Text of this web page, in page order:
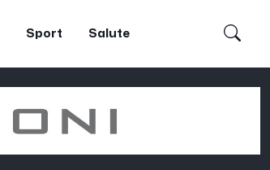
Sport Salute